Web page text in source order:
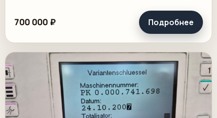
700 000 ₽ Подробнее